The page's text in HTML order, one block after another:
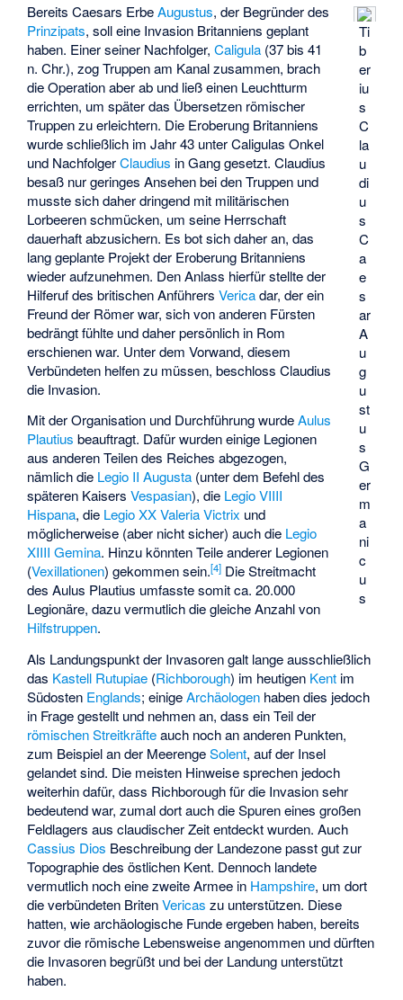
Ti
b
er
iu
s
C
la
u
di
u
s
C
a
e
s
ar
A
u
g
u
st
u
s
G
er
m
a
ni
c
u
s
Bereits Caesars ErbeAugustus, der Begründer des
Prinzipats, soll eine Invasion Britanniens geplant
haben. Einer seiner Nachfolger,Caligula (37 bis 41
n. Chr.), zog Truppen am Kanal zusammen, brach
die Operation aber ab und ließ einen Leuchtturm
errichten, um später das Übersetzen römischer
Truppen zu erleichtern. Die Eroberung Britanniens
wurde schließlich im Jahr 43 unter Caligulas Onkel
und NachfolgerClaudius in Gang gesetzt. Claudius
besaß nur geringes Ansehen bei den Truppen und
musste sich daher dringend mit militärischen
Lorbeeren schmücken, um seine Herrschaft
dauerhaft abzusichern. Es bot sich daher an, das
lang geplante Projekt der Eroberung Britanniens
wieder aufzunehmen. Den Anlass hierfür stellte der
Hilferuf des britischen AnführersVericadar, der ein
Freund der Römer war, sich von anderen Fürsten
bedrängt fühlte und daher persönlich in Rom
erschienen war. Unter dem Vorwand, diesem
Verbündeten helfen zu müssen, beschloss Claudius
die Invasion.
Mit der Organisation und Durchführung wurdeAulus
Plautius beauftragt. Dafür wurden einige Legionen
aus anderen Teilen des Reiches abgezogen,
nämlich die Legio II Augusta (unter dem Befehl des
späteren KaisersVespasian), die Legio VIIII
Hispana, die Legio XX Valeria Victrix und
möglicherweise (aber nicht sicher) auch die Legio
XIIII Gemina. Hinzu könnten Teile anderer Legionen
(Vexillationen) gekommen sein.[4] Die Streitmacht
des Aulus Plautius umfasste somit ca. 20.000
Legionäre, dazu vermutlich die gleiche Anzahl von
Hilfstruppen.
Als Landungspunkt der Invasoren galt lange ausschließlich
das Kastell Rutupiae (Richborough) im heutigen Kent im
Südosten Englands; einigeArchäologen haben dies jedoch
in Frage gestellt und nehmen an, dass ein Teil der
römischen Streitkräfteauch noch an anderen Punkten,
zum Beispiel an der MeerengeSolent, auf der Insel
gelandet sind. Die meisten Hinweise sprechen jedoch
weiterhin dafür, dass Richborough für die Invasion sehr
bedeutend war, zumal dort auch die Spuren eines großen
Feldlagers aus claudischer Zeit entdeckt wurden. Auch
Cassius Dios Beschreibung der Landezone passt gut zur
Topographie des östlichen Kent. Dennoch landete
vermutlich noch eine zweite Armee in Hampshire, um dort
die verbündeten BritenVericas zu unterstützen. Diese
hatten, wie archäologische Funde ergeben haben, bereits
zuvor die römische Lebensweise angenommen und dürften
die Invasoren begrüßt und bei der Landung unterstützt
haben.